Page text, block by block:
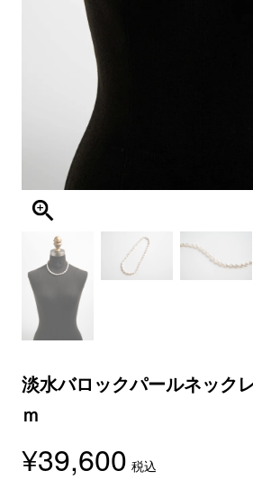
淡水バロックパールネック
ｍ
¥39,600 税込